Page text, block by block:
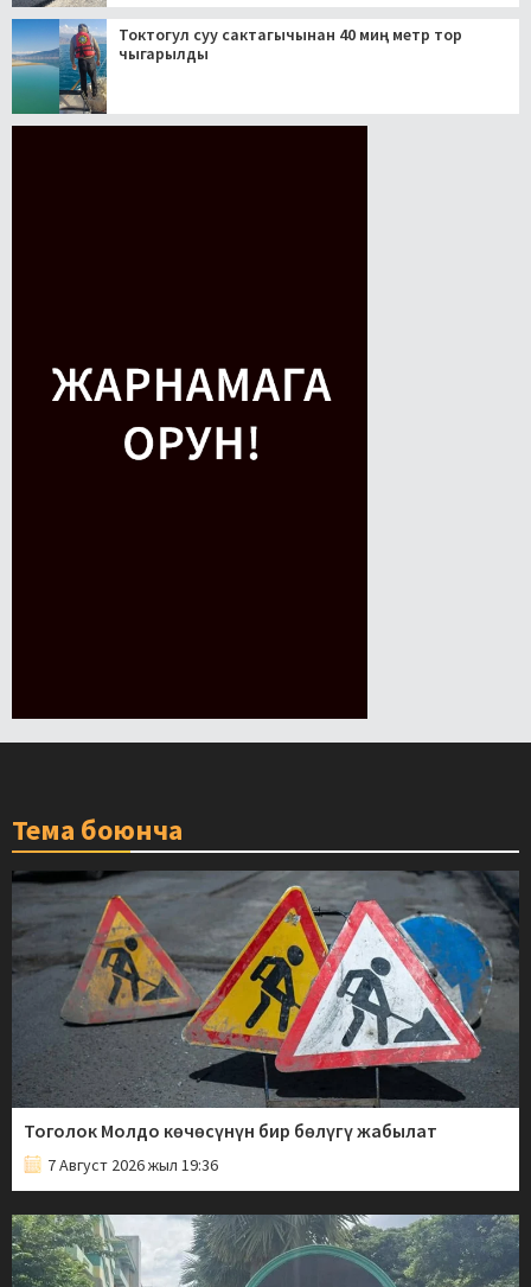
Токтогул суу сактагычынан 40 миң метр тор
чыгарылды
Тема боюнча
Тоголок Молдо көчөсүнүн бир бөлүгү жабылат
7 Август 2026 жыл 19:36